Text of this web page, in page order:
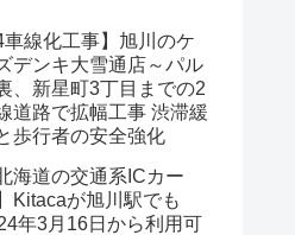
車線化工事】旭川のケ
デンキ大雪通店～パル
、新星町3丁目までの2
道路で拡幅工事 渋滞緩
歩行者の安全強化
海道の交通系ICカー
Kitacaが旭川駅でも
年3月16日から利用可